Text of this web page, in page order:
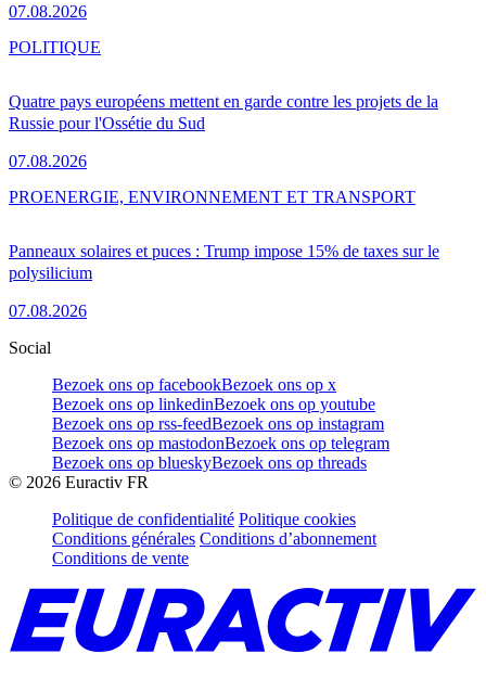
07.08.2026
Quatre pays européens mettent en garde contre les projets de la
Russie pour l'Ossétie du Sud
07.08.2026
POLITIQUE
Panneaux solaires et puces : Trump impose 15% de taxes sur le
polysilicium
07.08.2026
PROENERGIE, ENVIRONNEMENT ET TRANSPORT
Social
Bezoek ons op facebookBezoek ons op x
Bezoek ons op linkedinBezoek ons op youtube
Bezoek ons op rss-feedBezoek ons op instagram
Bezoek ons op mastodonBezoek ons op telegram
Bezoek ons op blueskyBezoek ons op threads
© 2026 Euractiv FR
Politique de confidentialité Politique cookies
Conditions générales Conditions d’abonnement
Conditions de vente